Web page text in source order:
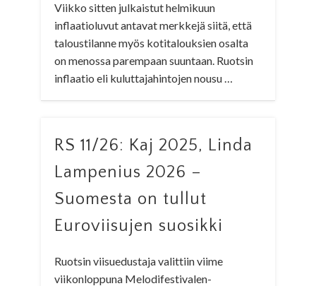
Viikko sitten julkaistut helmikuun
inflaatioluvut antavat merkkejä siitä, että
taloustilanne myös kotitalouksien osalta
on menossa parempaan suuntaan. Ruotsin
inflaatio eli kuluttajahintojen nousu …
RS 11/26: Kaj 2025, Linda
Lampenius 2026 –
Suomesta on tullut
Euroviisujen suosikki
Ruotsin viisuedustaja valittiin viime
viikonloppuna Melodifestivalen-